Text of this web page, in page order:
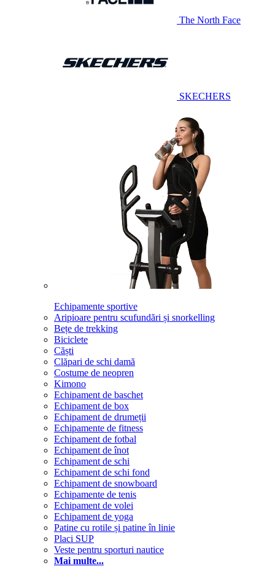
The North Face
SKECHERS
Echipamente sportive
Aripioare pentru scufundări și snorkelling
Bețe de trekking
Biciclete
Căști
Clăpari de schi damă
Costume de neopren
Kimono
Echipament de baschet
Echipament de box
Echipament de drumeții
Echipamente de fitness
Echipament de fotbal
Echipament de înot
Echipament de schi
Echipament de schi fond
Echipament de snowboard
Echipamente de tenis
Echipament de volei
Echipament de yoga
Patine cu rotile și patine în linie
Placi SUP
Veste pentru sporturi nautice
Mai multe...